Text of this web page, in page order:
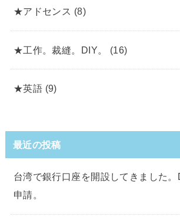
★アドセンス (8)
★工作。裁縫。DIY。 (16)
★英語 (9)
最近の投稿
台湾で銀行口座を開設してきました
申請。